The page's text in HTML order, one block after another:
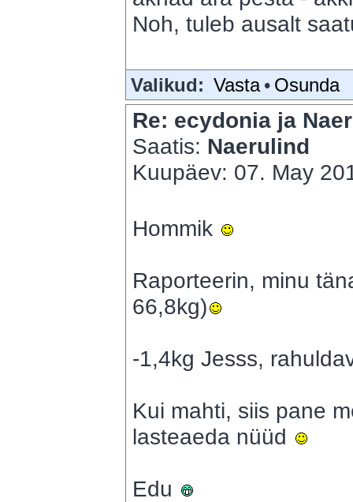
Noh, tuleb ausalt
Valikud: Vasta • Osunda
Re: ecydonia ja
Saatis: Naerulind
Kuupäev: 07. May
Hommik
Raporteerin, minu
66,8kg)
-1,4kg Jesss,
Kui mahti, siis pane
lasteaeda nüüd
Edu